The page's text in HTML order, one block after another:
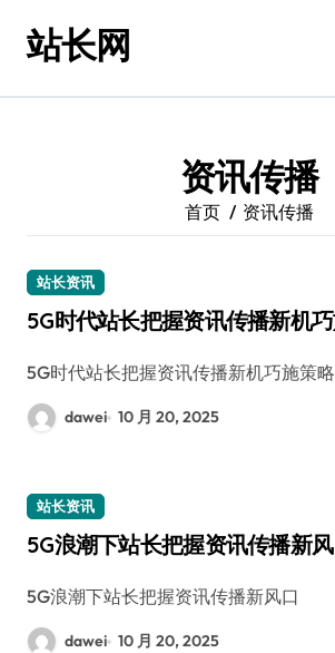
站长网
资讯传播
首页 资讯传播
站长资讯
5G时代站长把握资讯传播新机
5G时代站长把握资讯传播新机巧施策
dawei 10 月 20, 2025
站长资讯
5G浪潮下站长把握资讯传播新
5G浪潮下站长把握资讯传播新风口
dawei 10 月 20, 2025